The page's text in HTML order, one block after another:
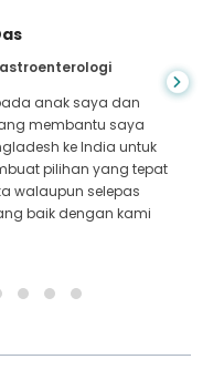
anak saya dan
membantu saya
ke India untuk
pilihan yang tepat
walaupun selepas
baik dengan kami